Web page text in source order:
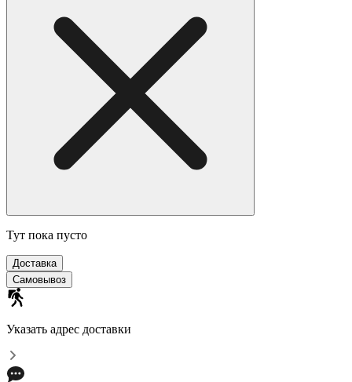
Тут пока пусто
Доставка
Самовывоз
Указать адрес доставки